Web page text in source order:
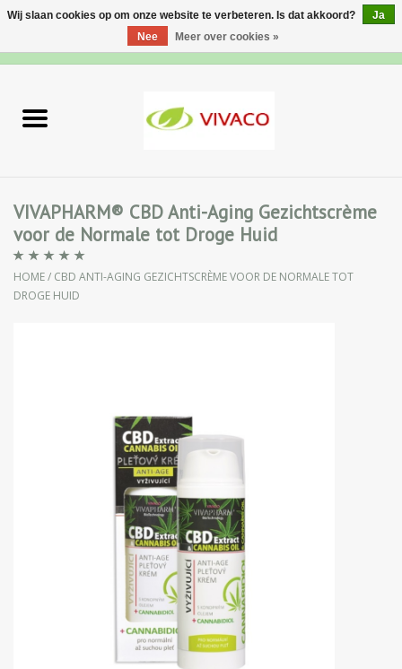
Lichaamsverzorging
Specialiteiten
VIVAPHARM® CBD Anti-Aging Gezichtscrème
voor de Normale tot Droge Huid
HOME/ CBD ANTI-AGING GEZICHTSCRÈME VOOR DE NORMALE TOT
DROGE HUID
Wij slaan cookies op om onze website te verbeteren. Is dat akkoord?
Ja
Nee
Meer over cookies »